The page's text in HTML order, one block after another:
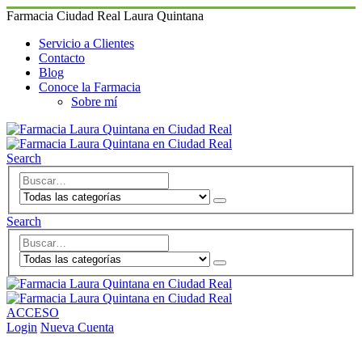
Farmacia Ciudad Real Laura Quintana
Servicio a Clientes
Contacto
Blog
Conoce la Farmacia
Sobre mí
Search
Search
ACCESO
Login Nueva Cuenta